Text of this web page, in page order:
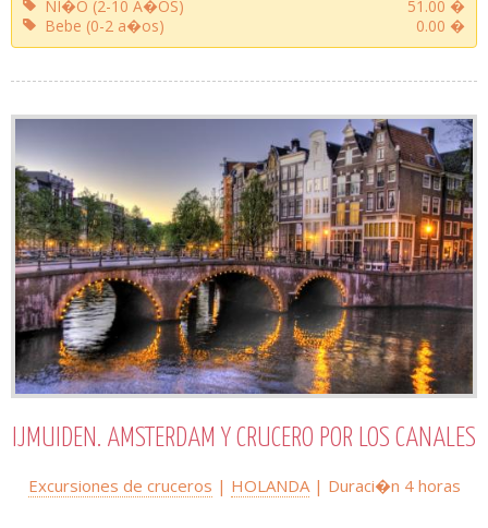
NI�O (2-10 A�OS)
51.00 �
Bebe (0-2 a�os)
0.00 �
IJMUIDEN. AMSTERDAM Y CRUCERO POR LOS CANALES
Excursiones de cruceros | HOLANDA| Duraci�n 4 horas